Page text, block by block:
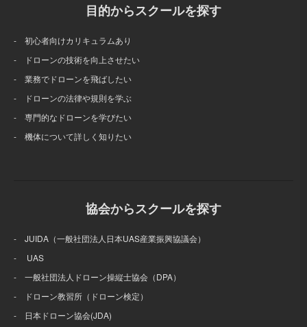
目的からスクールを探す
- 初心者向けカリキュラムあり
- ドローンの技術を向上させたい
- 業務でドローンを飛ばしたい
- ドローンの法律や規則を学ぶ
- 専門的なドローンを学びたい
- 機体について詳しく知りたい
協会からスクールを探す
- JUIDA（一般社団法人日本UAS産業振興協議会）
- UAS
- 一般社団法人ドローン操縦士協会（DPA）
- ドローン教習所（ドローン検定）
- 日本ドローン協会(JDA)